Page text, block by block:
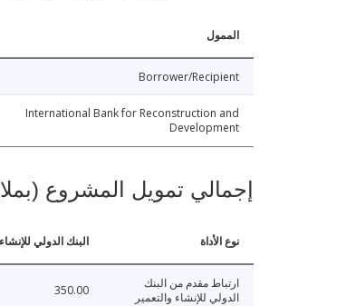
الممول
Borrower/Recipient
International Bank for Reconstruction and
Development
إجمالي تمويل المشروع
نوع الأداة البنك الدولي
ارتباط مقدم من البنك
الدولي للإنشاء والتعمير
350.00